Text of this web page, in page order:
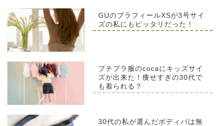
GUのブラフィールXSが3号サイ
ズの私にもピッタリだった！
プチプラ服のcocaにキッズサイ
ズが出来た！痩せすぎの30代で
も着られる？
30代の私が選んだボディバは無